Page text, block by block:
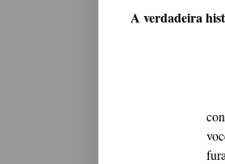
A verdadeira